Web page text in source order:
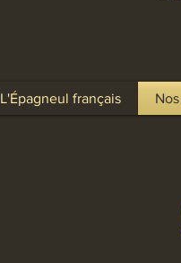
L'Épagneul français